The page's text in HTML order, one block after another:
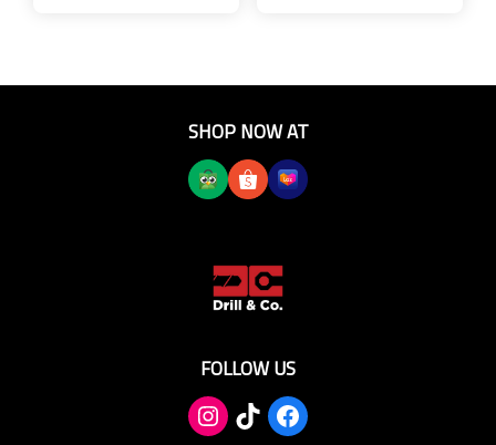
SHOP NOW AT
FOLLOW US
TikTokFacebook